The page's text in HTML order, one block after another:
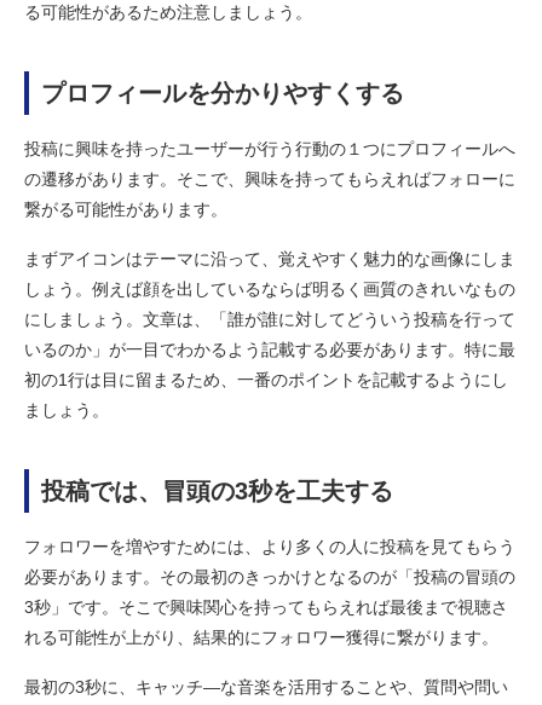
る可能性があるため注意しましょう。
プロフィールを分かりやすくする
投稿に興味を持ったユーザーが行う行動の１つにプロフィールへ
の遷移があります。そこで、興味を持ってもらえればフォローに
繋がる可能性があります。
まずアイコンはテーマに沿って、覚えやすく魅力的な画像にしま
しょう。例えば顔を出しているならば明るく画質のきれいなもの
にしましょう。文章は、「誰が誰に対してどういう投稿を行って
いるのか」が一目でわかるよう記載する必要があります。特に最
初の1行は目に留まるため、一番のポイントを記載するようにし
ましょう。
投稿では、冒頭の3秒を工夫する
フォロワーを増やすためには、より多くの人に投稿を見てもらう
必要があります。その最初のきっかけとなるのが「投稿の冒頭の
3秒」です。そこで興味関心を持ってもらえれば最後まで視聴さ
れる可能性が上がり、結果的にフォロワー獲得に繋がります。
最初の3秒に、キャッチ―な音楽を活用することや、質問や問い